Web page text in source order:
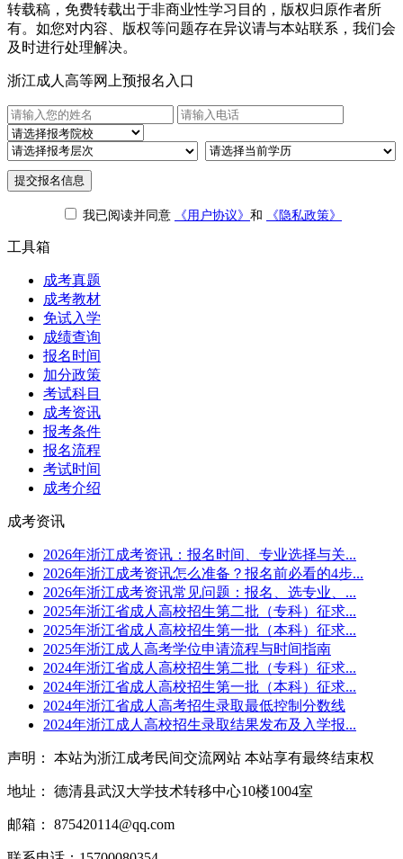
转载稿，免费转载出于非商业性学习目的，版权归原作者所
有。如您对内容、版权等问题存在异议请与本站联系，我们会
及时进行处理解决。
浙江成人高等网上预报名入口
提交报名信息
我已阅读并同意 《用户协议》 和 《隐私政策》
工具箱
成考真题
成考教材
免试入学
成绩查询
报名时间
加分政策
考试科目
成考资讯
报考条件
报名流程
考试时间
成考介绍
成考资讯
2026年浙江成考资讯：报名时间、专业选择与关...
2026年浙江成考资讯怎么准备？报名前必看的4步...
2026年浙江成考资讯常见问题：报名、选专业、...
2025年浙江省成人高校招生第二批（专科）征求...
2025年浙江省成人高校招生第一批（本科）征求...
2025年浙江成人高考学位申请流程与时间指南
2024年浙江省成人高校招生第二批（专科）征求...
2024年浙江省成人高校招生第一批（本科）征求...
2024年浙江省成人高考招生录取最低控制分数线
2024年浙江成人高校招生录取结果发布及入学报...
声明： 本站为浙江成考民间交流网站 本站享有最终结束权
地址： 德清县武汉大学技术转移中心10楼1004室
邮箱： 875420114@qq.com